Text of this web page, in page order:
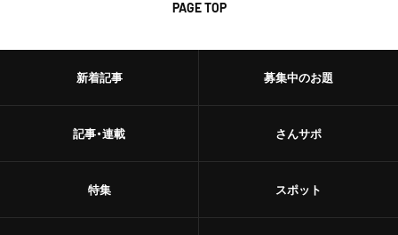
PAGE TOP
新着記事
記事・連載
特集
募集中のお題
さんサポ
スポット